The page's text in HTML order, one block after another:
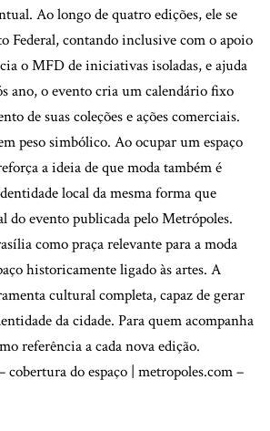
Ao longo de quatro edições, ele se
contando inclusive com o apoio
o MFD de iniciativas isoladas, e ajuda
ano, o evento cria um calendário fixo
de suas coleções e ações comerciais.
peso simbólico. Ao ocupar um espaço
a ideia de que moda também é
local da mesma forma que
do evento publicada pelo Metrópoles.
como praça relevante para a moda
historicamente ligado às artes. A
cultural completa, capaz de gerar
da cidade. Para quem acompanha
referência a cada nova edição.
cobertura do espaço | metropoles.com –